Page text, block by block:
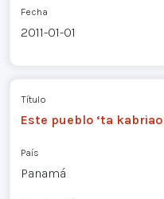
Fecha
2011-01-01
Título
Este pueblo ‘ta kabriao
País
Panamá